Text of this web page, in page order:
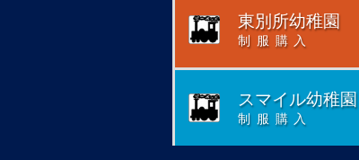
東別所幼稚園
制服購入
スマイル幼稚園
制服購入